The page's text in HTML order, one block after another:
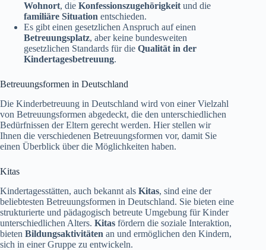
Wohnort, die Konfessionszugehörigkeit und die
familiäre Situation entschieden.
Es gibt einen gesetzlichen Anspruch auf einen
Betreuungsplatz, aber keine bundesweiten
gesetzlichen Standards für die Qualität in der
Kindertagesbetreuung.
Betreuungsformen in Deutschland
Die Kinderbetreuung in Deutschland wird von einer Vielzahl
von Betreuungsformen abgedeckt, die den unterschiedlichen
Bedürfnissen der Eltern gerecht werden. Hier stellen wir
Ihnen die verschiedenen Betreuungsformen vor, damit Sie
einen Überblick über die Möglichkeiten haben.
Kitas
Kindertagesstätten, auch bekannt als Kitas, sind eine der
beliebtesten Betreuungsformen in Deutschland. Sie bieten eine
strukturierte und pädagogisch betreute Umgebung für Kinder
unterschiedlichen Alters. Kitas fördern die soziale Interaktion,
bieten Bildungsaktivitäten an und ermöglichen den Kindern,
sich in einer Gruppe zu entwickeln.